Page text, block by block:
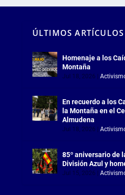
ÚLTIMOS ARTÍCULOS
Homenaje a los
Montaña
Jul 18, 2026
En recuerdo a los
la Montaña en el
Almudena
Jul 18, 2026
85º aniversario de
División Azul y
Jul 15, 2026